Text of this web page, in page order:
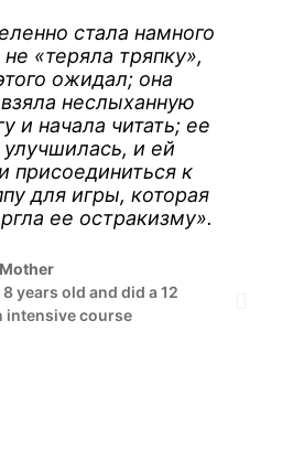
стала намного
«теряла тряпку»,
ожидал; она
неслыханную
и начала читать; ее
и ей
присоединиться к
для игры, которая
ее остракизму».
years old and did a 12
intensive course